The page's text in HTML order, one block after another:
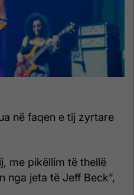
në faqen e tij zyrtare
me pikëllim të thellë
nga jeta të Jeff Beck”,